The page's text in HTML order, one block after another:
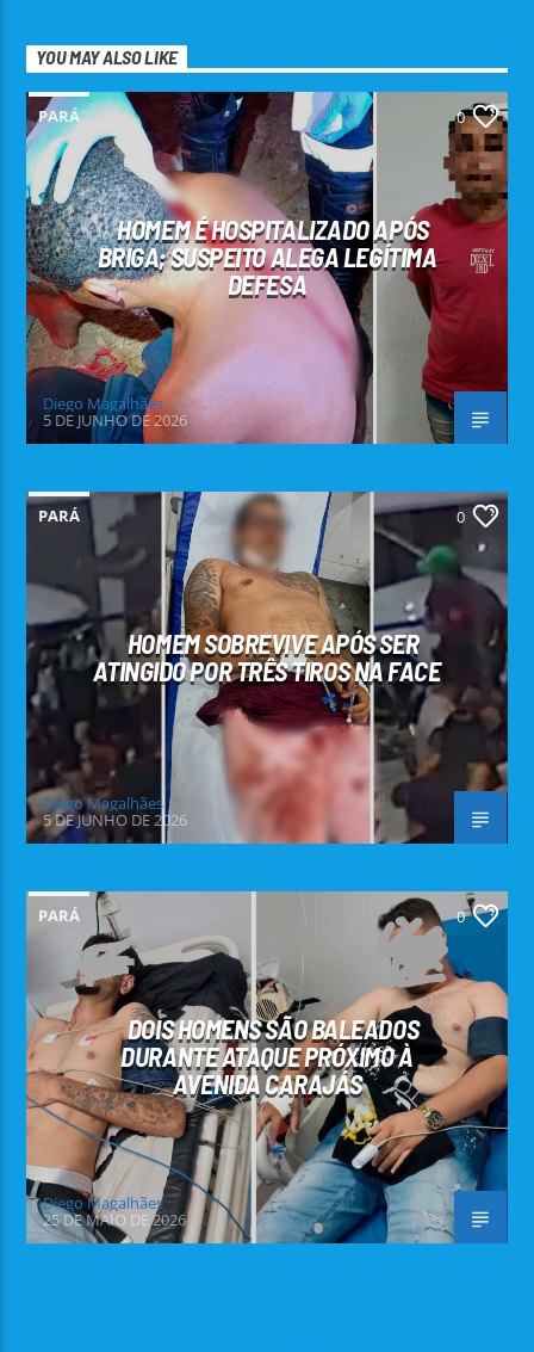
YOU MAY ALSO LIKE
PARÁ 0
HOMEM É HOSPITALIZADO APÓS
BRIGA; SUSPEITO ALEGA LEGÍTIMA
DEFESA
Diego Magalhães
5 DE JUNHO DE 2026
PARÁ 0
HOMEM SOBREVIVE APÓS SER
ATINGIDO POR TRÊS TIROS NA FACE
Diego Magalhães
5 DE JUNHO DE 2026
PARÁ 0
DOIS HOMENS SÃO BALEADOS
DURANTE ATAQUE PRÓXIMO À
AVENIDA CARAJÁS
Diego Magalhães
25 DE MAIO DE 2026